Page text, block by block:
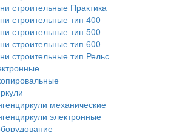
строительные Практика
строительные тип 400
строительные тип 500
строительные тип 600
строительные тип Рельс
механические
электронные